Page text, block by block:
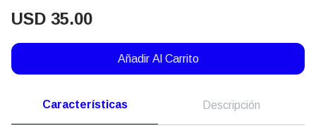
USD 35.00
Añadir Al Carrito
Características Descripción